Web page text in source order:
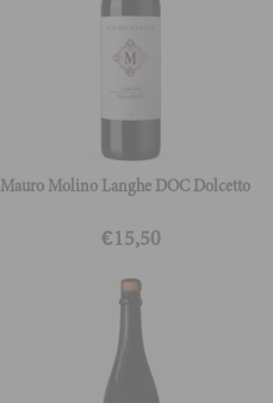
Mauro Molino Langhe DOC Dolcetto
€15,50